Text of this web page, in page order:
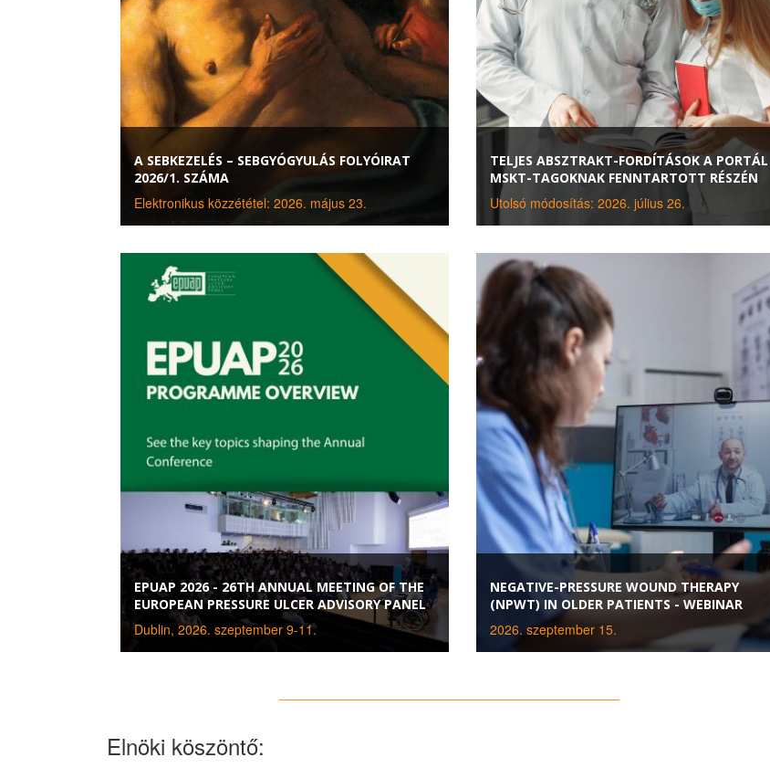
A SEBKEZELÉS – SEBGYÓGYULÁS FOLYÓIRAT
2026/1. SZÁMA
Elektronikus közzététel: 2026. május 23.
TELJES ABSZTRAKT-FORDÍTÁSOK A PORTÁL
MSKT-TAGOKNAK FENNTARTOTT RÉSZÉN
Utolsó módosítás: 2026. július 26.
EPUAP 2026 - 26TH ANNUAL MEETING OF THE
EUROPEAN PRESSURE ULCER ADVISORY PANEL
Dublin, 2026. szeptember 9-11.
NEGATIVE-PRESSURE WOUND THERAPY
(NPWT) IN OLDER PATIENTS - WEBINAR
2026. szeptember 15.
Elnöki köszöntő: